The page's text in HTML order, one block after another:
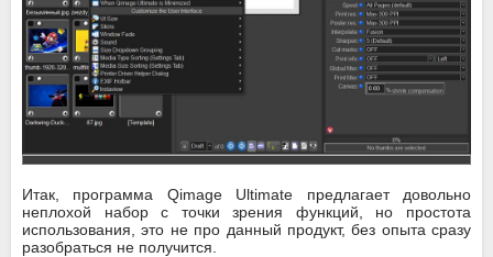
Итак, программа Qimage Ultimate предлагает довольно
неплохой набор с точки зрения функций, но простота
использования, это не про данный продукт, без опыта сразу
разобраться не получится.